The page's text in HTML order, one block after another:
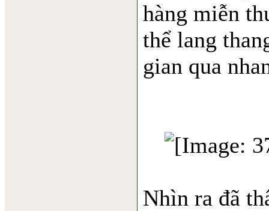
hàng miễn
thể lang
gian qua
Nhìn ra đã